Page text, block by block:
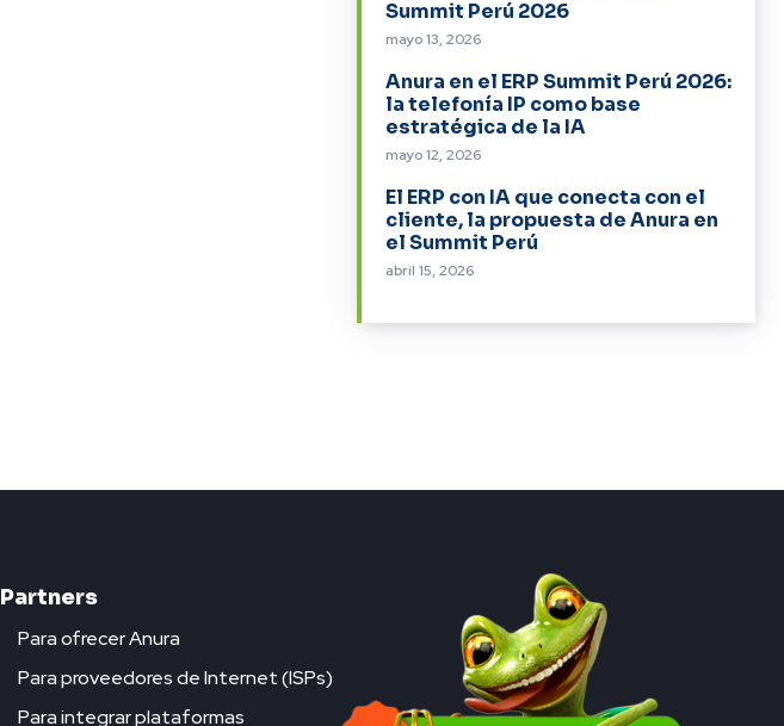
Summit Perú 2026
mayo 13, 2026
Anura en el ERP Summit Perú 2026:
la telefonía IP como base
estratégica de la IA
mayo 12, 2026
El ERP con IA que conecta con el
cliente, la propuesta de Anura en
el Summit Perú
abril 15, 2026
Partners
Para ofrecer Anura
Para proveedores de Internet (ISPs)
Para integrar plataformas